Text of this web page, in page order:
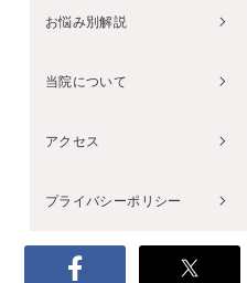
お悩み別解説
当院について
アクセス
プライバシーポリシー
© 2026 もとび美容外科